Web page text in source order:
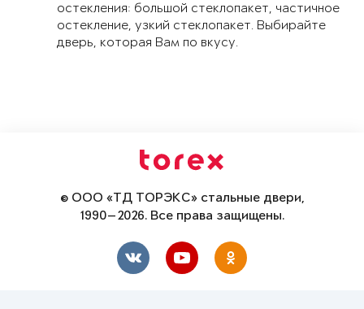
остекления: большой стеклопакет, частичное
остекление, узкий стеклопакет. Выбирайте
дверь, которая Вам по вкусу.
© ООО «ТД ТОРЭКС» стальные двери,
1990—2026. Все права защищены.